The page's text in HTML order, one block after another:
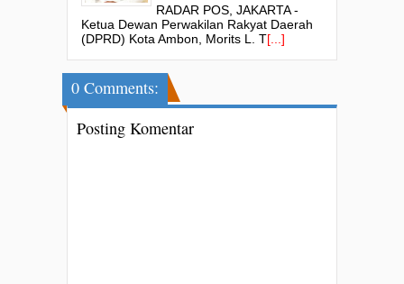
RADAR POS, JAKARTA -
Ketua Dewan Perwakilan Rakyat Daerah
(DPRD) Kota Ambon, Morits L. T[...]
0 Comments:
Posting Komentar